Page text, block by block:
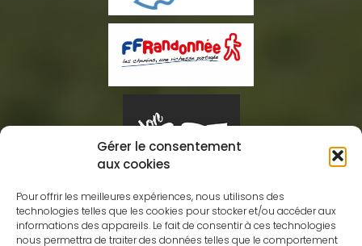
Gérer le consentement
aux cookies
Pour offrir les meilleures expériences, nous utilisons des
technologies telles que les cookies pour stocker et/ou accéder aux
informations des appareils. Le fait de consentir à ces technologies
nous permettra de traiter des données telles que le comportement